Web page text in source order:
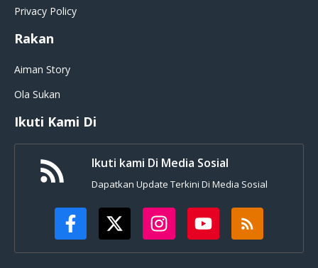
Privacy Policy
Rakan
Aiman Story
Ola Sukan
Ikuti Kami Di
Ikuti kami Di Media Sosial
Dapatkan Update Terkini Di Media Sosial